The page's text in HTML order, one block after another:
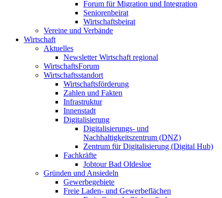
Forum für Migration und Integration
Seniorenbeirat
Wirtschaftsbeirat
Vereine und Verbände
Wirtschaft
Aktuelles
Newsletter Wirtschaft regional
WirtschaftsForum
Wirtschaftsstandort
Wirtschaftsförderung
Zahlen und Fakten
Infrastruktur
Innenstadt
Digitalisierung
Digitalisierungs- und
Nachhaltigkeitszentrum (DNZ)
Zentrum für Digitalisierung (Digital Hub)
Fachkräfte
Jobtour Bad Oldesloe
Gründen und Ansiedeln
Gewerbegebiete
Freie Laden- und Gewerbeflächen